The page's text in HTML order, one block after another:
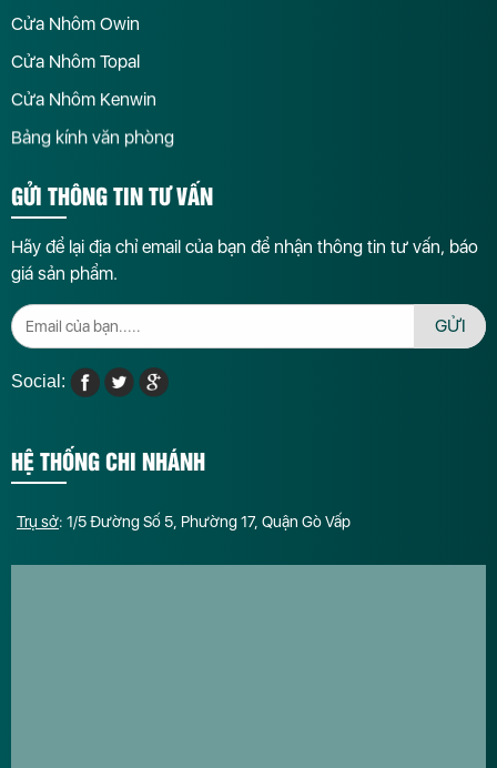
Cửa Nhôm Owin
Cửa Nhôm Topal
Cửa Nhôm Kenwin
Bảng kính văn phòng
GỬI THÔNG TIN TƯ VẤN
Hãy để lại địa chỉ email của bạn để nhận thông tin tư vấn, báo
giá sản phẩm.
GỬI
Social:
HỆ THỐNG CHI NHÁNH
Trụ sở: 1/5 Đường Số 5, Phường 17, Quận Gò Vấp